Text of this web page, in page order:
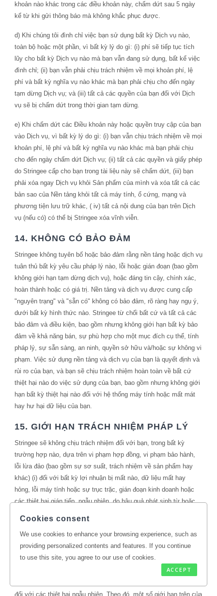
khoản nào khác trong các điều khoản này, chấm dứt sau 5 ngày
kể từ khi gửi thông báo mà không khắc phục được.
d) Khi chúng tôi đình chỉ việc bạn sử dụng bất kỳ Dịch vụ nào,
toàn bộ hoặc một phần, vì bất kỳ lý do gì: (i) phí sẽ tiếp tục tích
lũy cho bất kỳ Dịch vụ nào mà bạn vẫn đang sử dụng, bất kể việc
đình chỉ; (ii) bạn vẫn phải chịu trách nhiệm về mọi khoản phí, lệ
phí và bất kỳ nghĩa vụ nào khác mà bạn phải chịu cho đến ngày
tạm dừng Dịch vụ; và (iii) tất cả các quyền của bạn đối với Dịch
vụ sẽ bị chấm dứt trong thời gian tạm dừng.
e) Khi chấm dứt các Điều khoản này hoặc quyền truy cập của bạn
vào Dịch vụ, vì bất kỳ lý do gì: (i) bạn vẫn chịu trách nhiệm về mọi
khoản phí, lệ phí và bất kỳ nghĩa vụ nào khác mà bạn phải chịu
cho đến ngày chấm dứt Dịch vụ; (ii) tất cả các quyền và giấy phép
do Stringee cấp cho bạn trong tài liệu này sẽ chấm dứt, (iii) bạn
phải xóa ngay Dịch vụ khỏi Sản phẩm của mình và xóa tất cả các
bản sao của Nền tảng khỏi tất cả máy tính, ổ cứng, mạng và
phương tiện lưu trữ khác, ( iv) tất cả nội dung của bạn trên Dịch
vụ (nếu có) có thể bị Stringee xóa vĩnh viễn.
14. KHÔNG CÓ BẢO ĐẢM
Stringee không tuyên bố hoặc bảo đảm rằng nền tảng hoặc dịch vụ
tuân thủ bất kỳ yêu cầu pháp lý nào, lỗi hoặc gián đoạn (bao gồm
không giới hạn tạm dừng dịch vụ), hoặc đáng tin cậy, chính xác,
hoàn thành hoặc có giá trị. Nền tảng và dịch vụ được cung cấp
"nguyên trạng" và "sẵn có" không có bảo đảm, rõ ràng hay ngụ ý,
dưới bất kỳ hình thức nào. Stringee từ chối bất cứ và tất cả các
bảo đảm và điều kiện, bao gồm nhưng không giới hạn bất kỳ bảo
đảm về khả năng bán, sự phù hợp cho một mục đích cụ thể, tính
pháp lý, sự sẵn sàng, an ninh, quyền sở hữu và/hoặc sự không vi
phạm. Việc sử dụng nền tảng và dịch vụ của bạn là quyết định và
rủi ro của bạn, và bạn sẽ chịu trách nhiệm hoàn toàn về bất cứ
thiệt hại nào do việc sử dụng của bạn, bao gồm nhưng không giới
hạn bất kỳ thiệt hại nào đối với hệ thống máy tính hoặc mất mát
hay hư hại dữ liệu của bạn.
15. GIỚI HẠN TRÁCH NHIỆM PHÁP LÝ
Stringee sẽ không chịu trách nhiệm đối với bạn, trong bất kỳ
trường hợp nào, dựa trên vi phạm hợp đồng, vi phạm bảo hành,
lỗi lừa đảo (bao gồm sự sơ suất, trách nhiệm về sản phẩm hay
khác) (i) đối với bất kỳ lợi nhuận bị mất nào, dữ liệu mất hay
hỏng, lỗi máy tính hoặc sự trục trặc, gián đoạn kinh doanh hoặc
các thiệt hại gián tiếp, ngẫu nhiên, do hậu quả phát sinh từ hoặc
được khuyến cáo hay không khả năng gây thiệt hại đó, hoặc (ii)
cho bất cứ số tiền vượt quá 2,433,500 VND hoặc, nếu lớn hơn,
các phí bạn trả cho Stringee trong khoảng sáu (6) tháng trước
ngày khiếu nại phát sinh. Một số quyền pháp lý không cho phép
đối với các thiệt hại ngẫu nhiên. Theo đó, một số giới hạn trên của
Cookies consent
We use cookies to enhance your browsing experience, such as
providing personalized contents and features. If you continue
to use this site, you agree to our use of cookies.
ACCEPT